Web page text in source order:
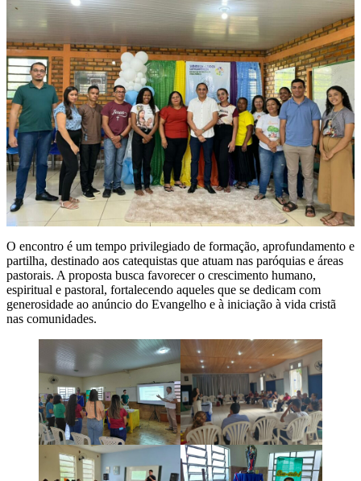
O encontro é um tempo privilegiado de formação, aprofundamento e
partilha, destinado aos catequistas que atuam nas paróquias e áreas
pastorais. A proposta busca favorecer o crescimento humano,
espiritual e pastoral, fortalecendo aqueles que se dedicam com
generosidade ao anúncio do Evangelho e à iniciação à vida cristã
nas comunidades.